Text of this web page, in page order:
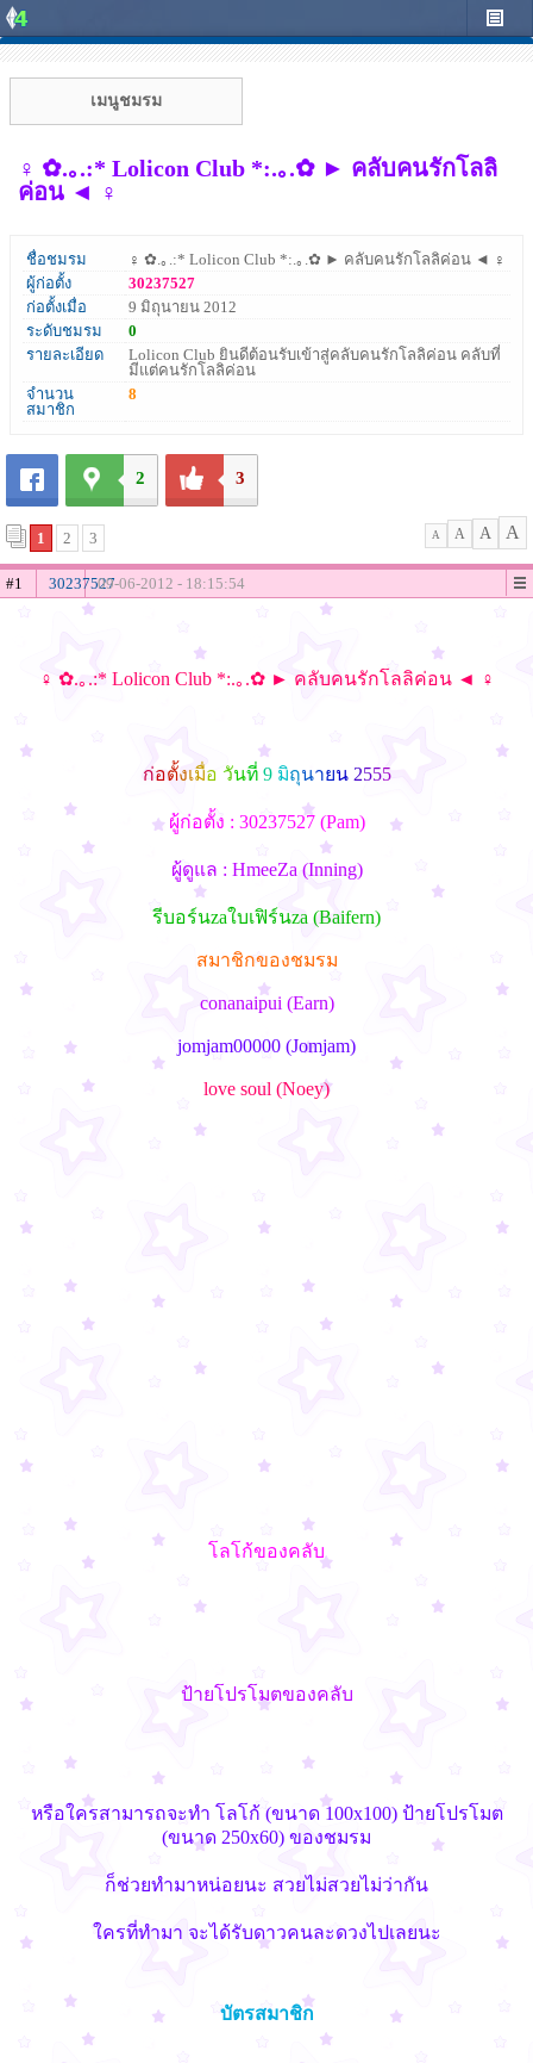
เมนูชมรม
♀ ✿.｡.:* Lolicon Club *:.｡.✿ ► คลับคนรักโลลิ
ค่อน ◄ ♀
ชื่อชมรม
♀ ✿.｡.:* Lolicon Club *:.｡.✿ ► คลับคนรักโลลิค่อน ◄ ♀
ผู้ก่อตั้ง
30237527
ก่อตั้งเมื่อ
9 มิถุนายน 2012
ระดับชมรม
0
รายละเอียด
Lolicon Club ยินดีต้อนรับเข้าสู่คลับคนรักโลลิค่อน คลับที่
มีแต่คนรักโลลิค่อน
จำนวน
สมาชิก
8
2 3
1 2 3 A A A A
#1 3023752709-06-2012 - 18:15:54
♀ ✿.｡.:* Lolicon Club *:.｡.✿ ► คลับคนรักโลลิค่อน ◄ ♀
กอตงเมอ วนท 9 มถนายน 2555
ผู้ก่อตั้ง : 30237527 (Pam)
ผู้ดูแล : HmeeZa (Inning)
รีบอร์นzaใบเฟิร์นza (Baifern)
สมาชิกของชมรม
conanaipui (Earn)
jomjam00000 (Jomjam)
love soul (Noey)
โลโก้ของคลับ
ป้ายโปรโมตของคลับ
หรือใครสามารถจะทำ โลโก้ (ขนาด 100x100) ป้ายโปรโมต
(ขนาด 250x60) ของชมรม
ก็ช่วยทำมาหน่อยนะ สวยไม่สวยไม่ว่ากัน
ใครที่ทำมา จะได้รับดาวคนละดวงไปเลยนะ
บัตรสมาชิก